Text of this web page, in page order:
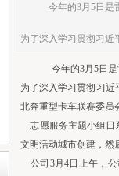
今年的3月5日是
为了深入学习贯彻习近
今年的3月5日是
为了深入学习贯彻习近
北奔重型卡车联赛委员
志愿服务主题小组日
文明活动城市创建，然
公司3月4日上午，公